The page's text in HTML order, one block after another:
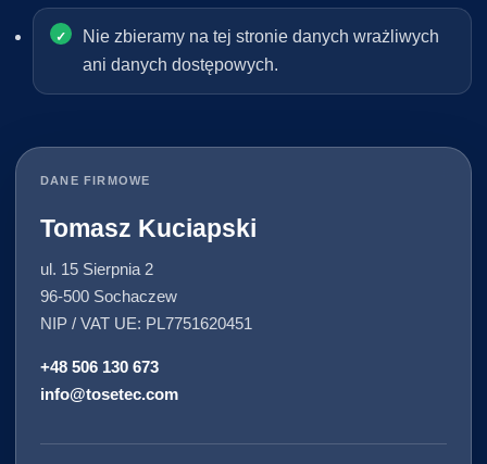
Nie zbieramy na tej stronie danych wrażliwych
ani danych dostępowych.
DANE FIRMOWE
Tomasz Kuciapski
ul. 15 Sierpnia 2
96-500 Sochaczew
NIP / VAT UE: PL7751620451
+48 506 130 673
info@tosetec.com